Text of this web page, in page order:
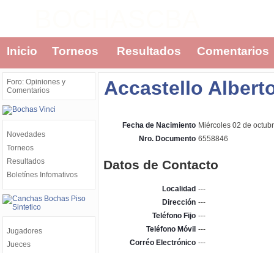
Inicio Torneos Resultados Comentarios
Foro: Opiniones y
Comentarios
Novedades
Torneos
Resultados
Boletínes Infomativos
Jugadores
Jueces
Accastello
Fecha de Nacimiento Miércoles 02 de
Nro. Documento 6558846
Datos de Contacto
Localidad ---
Dirección ---
Teléfono Fijo ---
Teléfono Móvil ---
Corréo Electrónico ---